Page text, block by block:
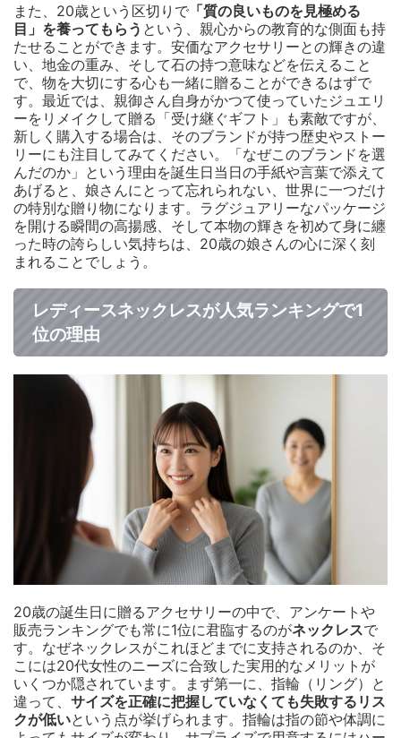
また、20歳という区切りで 「質の良いものを見極める
目」を養ってもらう という、親心からの教育的な側面も持
たせることができます。安価なアクセサリーとの輝きの違
い、地金の重み、そして石の持つ意味などを伝えること
で、物を大切にする心も一緒に贈ることができるはずで
す。最近では、親御さん自身がかつて使っていたジュエリ
ーをリメイクして贈る「受け継ぐギフト」も素敵ですが、
新しく購入する場合は、そのブランドが持つ歴史やストー
リーにも注目してみてください。「なぜこのブランドを選
んだのか」という理由を誕生日当日の手紙や言葉で添えて
あげると、娘さんにとって忘れられない、世界に一つだけ
の特別な贈り物になります。ラグジュアリーなパッケージ
を開ける瞬間の高揚感、そして本物の輝きを初めて身に纏
った時の誇らしい気持ちは、20歳の娘さんの心に深く刻
まれることでしょう。
レディースネックレスが人気ランキングで1
位の理由
20歳の誕生日に贈るアクセサリーの中で、アンケートや
販売ランキングでも常に1位に君臨するのがネックレスで
す。なぜネックレスがこれほどまでに支持されるのか、そ
こには20代女性のニーズに合致した実用的なメリットが
いくつか隠されています。まず第一に、指輪（リング）と
違って、 サイズを正確に把握していなくても失敗するリス
クが低いという点が挙げられます。指輪は指の節や体調に